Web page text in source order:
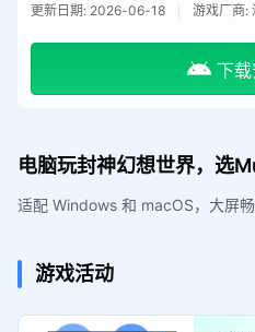
更新日期: 2026-06-18 游戏厂商:
下
电脑玩封神幻想世界，选
适配 Windows 和 macOS，大屏畅
游戏活动